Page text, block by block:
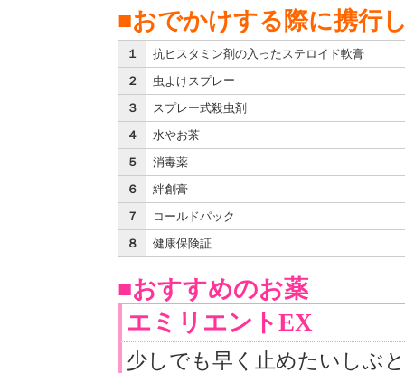
■おでかけする際に携行
１
抗ヒスタミン剤の入ったステロイド軟膏
２
虫よけスプレー
３
スプレー式殺虫剤
４
水やお茶
５
消毒薬
６
絆創膏
７
コールドパック
８
健康保険証
■おすすめのお薬
エミリエントEX
少しでも早く止めたいしぶ